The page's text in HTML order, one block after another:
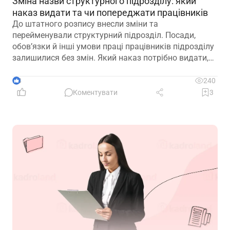
наказ видати та чи попереджати працівників
До штатного розпису внесли зміни та
перейменували структурний підрозділ. Посади,
обов’язки й інші умови праці працівників підрозділу
залишилися без змін. Який наказ потрібно видати,
підрозділі з новою назвою: про переведення чи
переміщення? Чи потрібно вносити записи до
зміною істотних умов праці? Наприклад, працівник
був обліковцем тваринного комплексу, а після
перейменування працює у свинофермі.
3
240
Коментувати
3